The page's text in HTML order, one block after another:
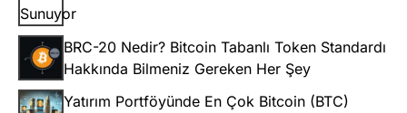
BRC-20 Nedir? Bitcoin Tabanlı Token Standardı
Hakkında Bilmeniz Gereken Her Şey
Yatırım Portföyünde En Çok Bitcoin (BTC)